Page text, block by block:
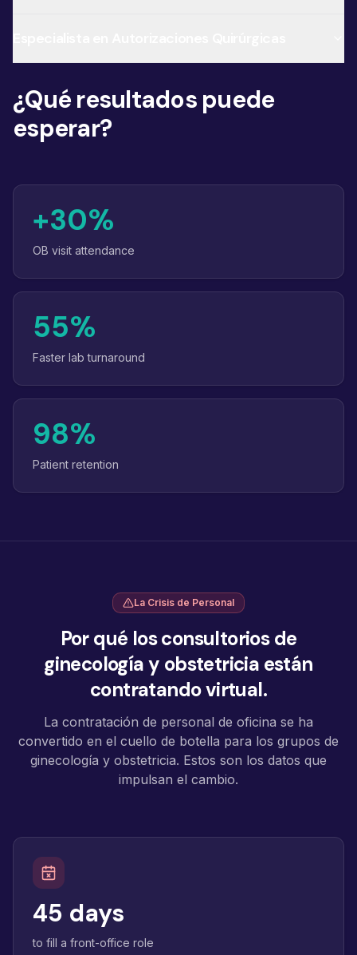
¿Qué resultados puede
esperar?
+30%
OB visit attendance
55%
Faster lab turnaround
98%
Patient retention
La Crisis de Personal
Por qué los consultorios de
ginecología y obstetricia están
contratando virtual.
La contratación de personal de oficina se ha
convertido en el cuello de botella para los grupos de
ginecología y obstetricia. Estos son los datos que
impulsan el cambio.
45 days
to fill a front-office role